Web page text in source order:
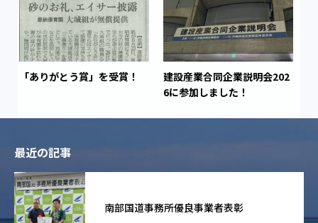
「ありがとう賞」を受賞！
建設産業合同企業説明会202
6に参加しました！
最近の記事
南部国道事務所優良事業者表彰